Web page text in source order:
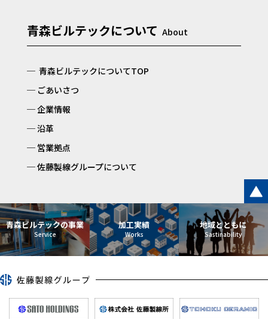
青森ビルテックについて
青森ビルテックについてTOP
ごあいさつ
企業情報
沿革
営業拠点
佐藤製線グループについて
青森ビルテックの事業 加工実績 地域とともに